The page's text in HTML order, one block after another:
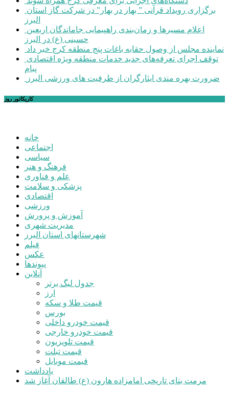
البرز
حسینی (ع) در البرز
نماینده مجلس از وصول حقابه باغات پنج منطقه کرج خبر داد
پیام
ضرورت بهره مندی ایثارگران از ظرفیت های ورزشی البرز
کاریکاتور روز
خانه
اجتماعی
سیاسی
فرهنگ و هنر
علم و فناوری
پزشکی و سلامت
اقتصادی
ورزشی
آموزش و پرورش
مدیریت شهری
شهرستانهای استان البرز
فیلم
عکس
پیوندها
آنلاین
جدول لیگ برتر
ارز
قیمت طلا و سکه
بورس
قیمت خودرو داخلی
قیمت خودرو خارجی
قیمت تلویزیون
قیمت تبلت
قیمت موبایل
یادداشت
مرمت بنای تاریخی امامزاده هارون (ع) طالقان آغاز شد